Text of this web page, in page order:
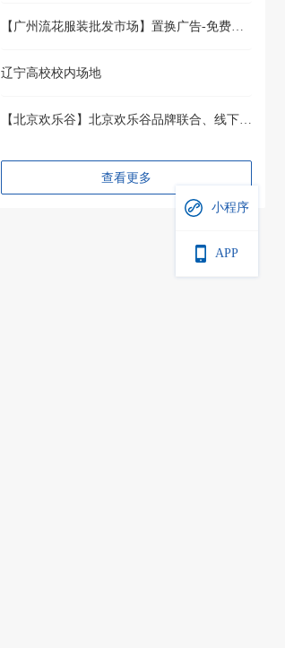
小程序
APP
【广州流花服装批发市场】置换广告-免费置换（线上线下均可）
辽宁高校校内场地
【北京欢乐谷】北京欢乐谷品牌联合、线下活动、异业合作等
查看更多